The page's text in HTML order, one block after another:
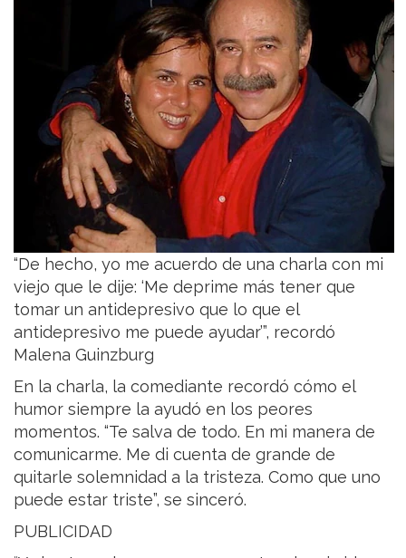
“De hecho, yo me acuerdo de una charla con mi
viejo que le dije: ‘Me deprime más tener que
tomar un antidepresivo que lo que el
antidepresivo me puede ayudar’”, recordó
Malena Guinzburg
En la charla, la comediante recordó cómo el
humor siempre la ayudó en los peores
momentos. “Te salva de todo. En mi manera de
comunicarme. Me di cuenta de grande de
quitarle solemnidad a la tristeza. Como que uno
puede estar triste”, se sinceró.
PUBLICIDAD